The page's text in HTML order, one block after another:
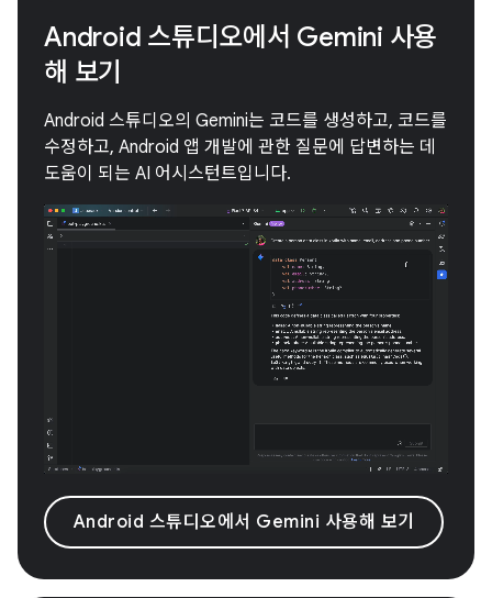
Android 스튜디오에서 Gemini 사용
해 보기
Android 스튜디오의 Gemini는 코드를 생성하고, 코드를
수정하고, Android 앱 개발에 관한 질문에 답변하는 데
도움이 되는 AI 어시스턴트입니다.
Android 스튜디오에서 Gemini 사용해 보기